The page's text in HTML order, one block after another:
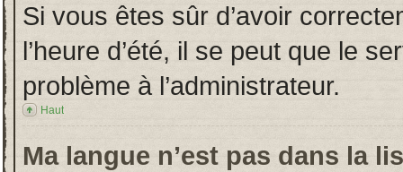
Si vous êtes sûr d’avoir
l’heure d’été, il se peut que le
problème à l’administrateur.
Haut
Ma langue n’est pas dans la